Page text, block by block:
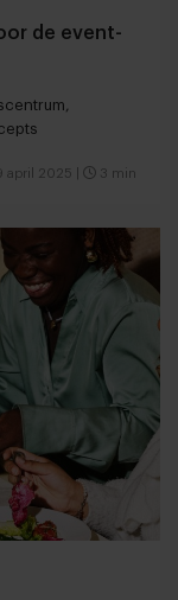
de event-
april 2025 3 min